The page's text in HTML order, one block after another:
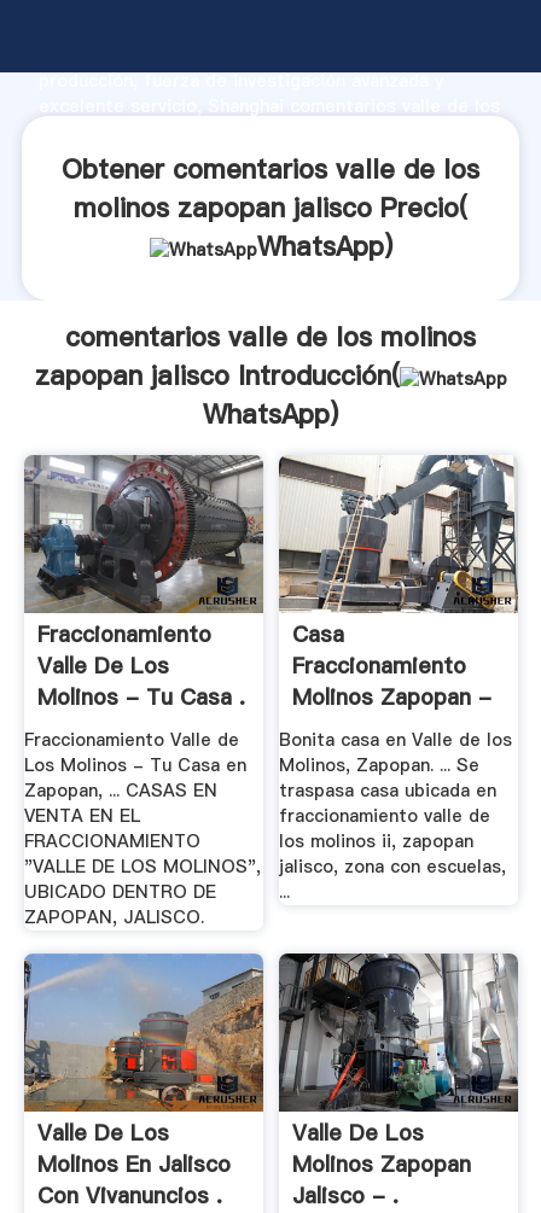
producción, fuerza de investigación avanzada y
aporta valores a todos los clientes.
Obtener comentarios valle de los
molinos zapopan jalisco Precio(
WhatsApp)
comentarios valle de los molinos
zapopan jalisco Introducción(
WhatsApp)
Fraccionamiento
Valle De Los
Molinos - Tu Casa .
Fraccionamiento Valle de
Los Molinos - Tu Casa en
Zapopan, ... CASAS EN
VENTA EN EL
FRACCIONAMIENTO
"VALLE DE LOS MOLINOS",
UBICADO DENTRO DE
ZAPOPAN, JALISCO.
Casa
Fraccionamiento
Molinos Zapopan -
Trovit
Bonita casa en Valle de los
Molinos, Zapopan. ... Se
traspasa casa ubicada en
fraccionamiento valle de
los molinos ii, zapopan
jalisco, zona con escuelas,
...
Valle De Los
Molinos En Jalisco
Con Vivanuncios .
Valle De Los
Molinos Zapopan
Jalisco - .